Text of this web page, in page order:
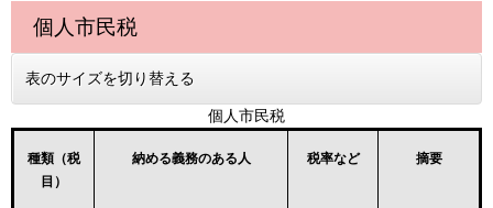
個人市民税
表のサイズを切り替える
個人市民税
種類（税
目）
納める義務のある人 税率など 摘要